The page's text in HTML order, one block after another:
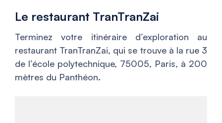
Le restaurant TranTranZai
Terminez votre itinéraire d’exploration au
restaurant TranTranZai, qui se trouve à la rue 3
de l’école polytechnique, 75005, Paris, à 200
mètres du Panthéon.